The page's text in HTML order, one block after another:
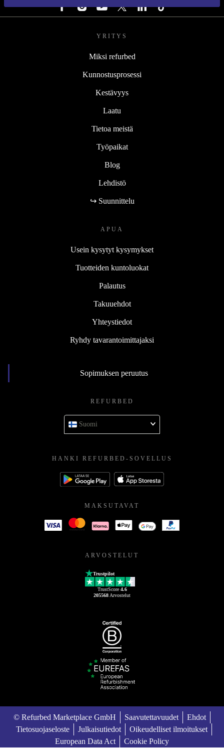
YRITYS
Miksi refurbed
Kunnostusprosessi
Kestävyys
Laatu
Tietoa meistä
Työpaikat
Blog
Lehdistö
↪ Suunnittelu
APUA
Usein kysytyt kysymykset
Tuotteiden kuntoluokat
Palautus
Takuuehdot
Yhteystiedot
Ryhdy tavarantoimittajaksi
Sopimuksen peruutus
REFURBED
Suomi
HANKI REFURBED-SOVELLUS
MAKSUTAVAT
ARVOSTELUT
Trustpilot
TrustScore 4.6
205568 Arvostelut
© Refurbed Marketplace GmbH Saavutettavuudet
Ehdot
Tietosuojaseloste
Julkaisutiedot
Oikeudelliset ilmoitukset
European Data Act
Cookie Policy